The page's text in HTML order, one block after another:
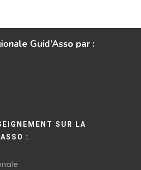
Guid’Asso par :
SUR LA
: